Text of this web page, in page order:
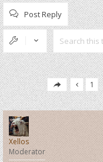
Post Reply
1
Xellos
Moderator